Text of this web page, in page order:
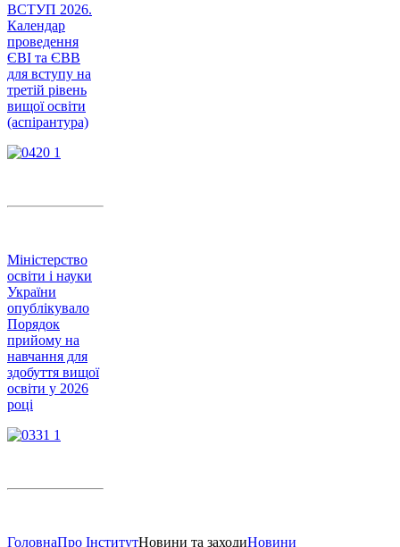
ВСТУП 2026.
Календар
проведення
ЄВІ та ЄВВ
для вступу на
третій рівень
вищої освіти
(аспірантура)
Міністерство
освіти і науки
України
опублікувало
Порядок
прийому на
навчання для
здобуття вищої
освіти у 2026
році
ГоловнаПро ІнститутНовини та заходиНовини